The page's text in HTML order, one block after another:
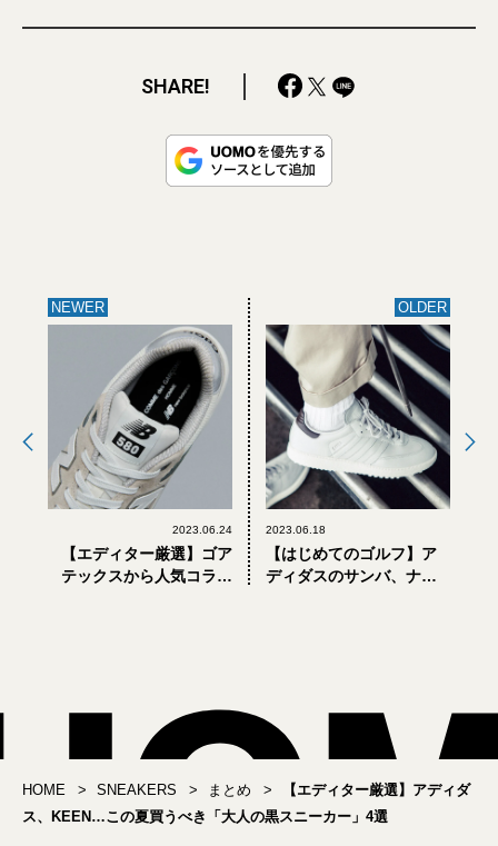
SHARE!
NEWER
2023.06.24
【エディター厳選】ゴア
テックスから人気コラボ
OLDER
2023.06.18
【はじめてのゴルフ】ア
ディダスのサンバ、ナイ
HOME SNEAKERS まとめ
【エディター厳選】アディダ
ス、KEEN…この夏買うべき「大人の黒スニーカー」4選